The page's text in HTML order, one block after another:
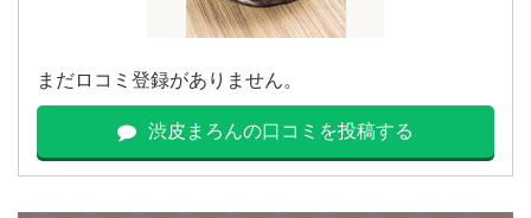
まだロコミ登録がありません。
渋皮まろんの口コミを投稿する